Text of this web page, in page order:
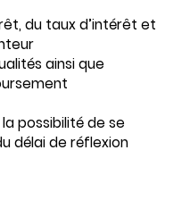
du taux d’intérêt et
ainsi que
possibilité de se
délai de réflexion